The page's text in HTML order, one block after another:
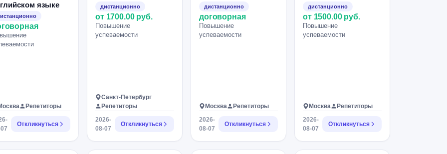
языке
Репетиторы
Откликнуться
дистанционно
от 1700.00 руб.
Повышение
успеваемости
Санкт-Петербург
Репетиторы
2026-
08-07
Откликнуться
дистанционно
договорная
Повышение
успеваемости
Москва
Репетиторы
2026-
08-07
Откликнуться
дистанционно
от 1500.00 руб.
Повышение
успеваемости
Москва
Репетиторы
2026-
08-07
Откликнуться